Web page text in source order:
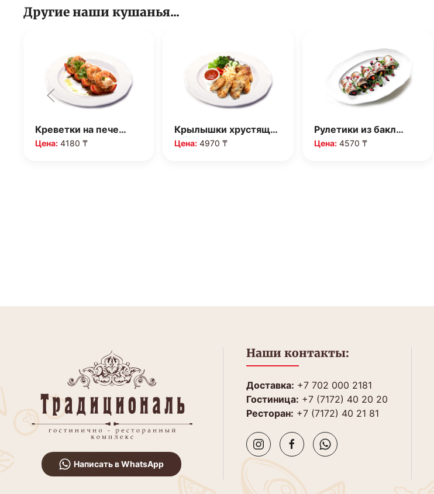
Другие наши кушанья...
Креветки на пече…
Цена: 4180 ₸
Крылышки хрустящ…
Цена: 4970 ₸
Рулетики из бакл…
Цена:4570 ₸
Написать в WhatsApp
Наши контакты:
Доставка: +7 702 000 2181
Гостиница: +7 (7172) 40 20 20
Ресторан: +7 (7172) 40 21 81